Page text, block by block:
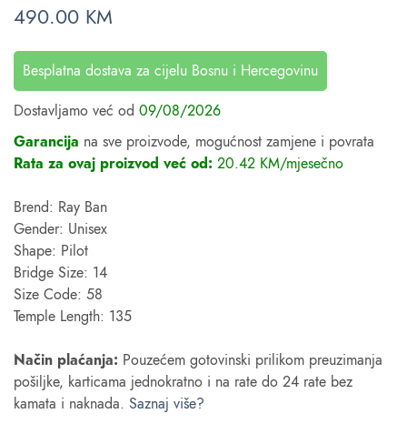
490.00 KM
Besplatna dostava za cijelu Bosnu i Hercegovinu
Dostavljamo već od 09/08/2026
Garancija na sve proizvode, mogućnost zamjene i povrata
Rata za ovaj proizvod već od: 20.42 KM/mjesečno
Brend: Ray Ban
Gender: Unisex
Shape: Pilot
Bridge Size: 14
Size Code: 58
Temple Length: 135
Način plaćanja: Pouzećem gotovinski prilikom preuzimanja
pošiljke, karticama jednokratno i na rate do 24 rate bez
kamata i naknada. Saznaj više?